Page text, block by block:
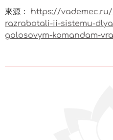
來源： https://
razrabotali-ii-sistemu-
golosovym-komandam-